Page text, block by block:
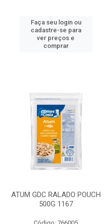
Faça seu login ou
cadastre-se para
ver preços e
comprar
ATUM GDC RALADO POUCH
500G 1167